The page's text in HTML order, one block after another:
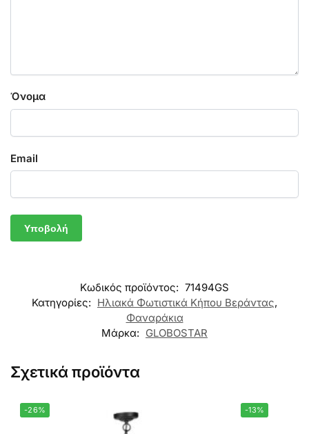
Όνομα
Email
Κωδικός προϊόντος: 71494GS
Κατηγορίες: Ηλιακά Φωτιστικά Κήπου Βεράντας,
Φαναράκια
Μάρκα: GLOBOSTAR
Σχετικά προϊόντα
-26% -13%